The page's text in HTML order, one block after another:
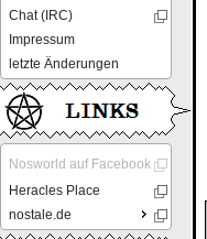
Chat (IRC)
Impressum
letzte Änderungen
Nosworld auf Facebook
Heracles Place
nostale.de